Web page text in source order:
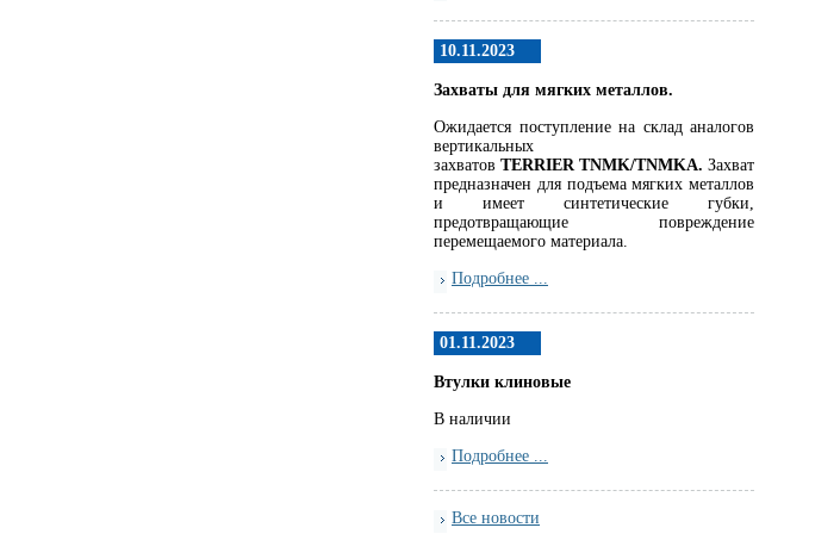
10.11.2023
Захваты для мягких металлов.
Ожидается поступление на склад аналогов
вертикальных
захватов TERRIERTNMK/TNMKA. Захват
предназначен для подъема мягких металлов
и имеет синтетические губки,
предотвращающие повреждение
перемещаемого материала.
Подробнее ...
01.11.2023
Втулки клиновые
В наличии
Подробнее ...
Все новости